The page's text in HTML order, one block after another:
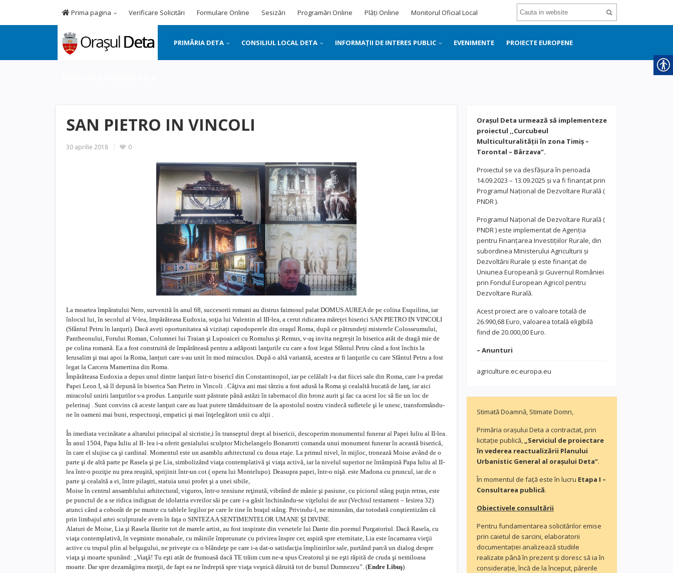
Prima pagina Verificare Solicitări Formulare Online Sesizări Programări Online Plăți Online Monitorul Oficial Local
PRIMĂRIA DETA CONSILIUL LOCAL DETA INFORMAȚII DE INTERES PUBLIC EVENIMENTE PROIECTE EUROPENE
SAN PIETRO IN VINCOLI
30 aprilie 2018 0
La moartea împăratului Nero, survenită în anul 68, succesorii romani au distrus faimosul palat DOMUS AUREA de pe colina Esquilina, iar
înlocul lui, în secolul al V-lea, împărăteasa Eudoxia, soţia lui Valentin al III-lea, a cerut ridicarea măreței biserici SAN PIETRO IN VINCOLI
(Sfântul Petru în lanţuri). Dacă aveți oportunitatea să vizitați capodoperele din oraşul Roma, după ce pătrundeți misterele Colosseumului,
Pantheonului, Forului Roman, Columnei lui Traian şi Lupoaicei cu Romulus şi Remus, v-aş invita negreșit în biserica atât de dragă mie de
pe colina romană. Ea a fost construită de împărăteasă pentru a adăposti lanţurile cu care a fost legat Sfântul Petru când a fost închis la
Ierusalim şi mai apoi la Roma, lanțuri care s-au unit în mod miraculos. După o altă variantă, acestea ar fi lanţurile cu care Sfântul Petru a fost
legat la Carcera Mamertina din Roma.
Împărăteasa Eudoxia a depus unul dintre lanţuri într-o bisericî din Constantinopol, iar pe celălalt l-a dat fiicei sale din Roma, care l-a predat
Papei Leon I, să îl depună în biserica San Pietro in Vincoli . Câţiva ani mai târziu a fost adusă la Roma şi cealaltă bucată de lanţ, iar aici
miracolul unirii lanţurilor s-a produs. Lanţurile sunt păstrate până astăzi în tabernacol din bronz aurit şi fac ca acest loc să fie un loc de
pelerinaj . Sunt convins că aceste lanţuri care au luat putere tămăduitoare de la apostolul nostru vindecă sufletele şi le unesc, transformându-
ne în oameni mai buni, respectuoşi, empatici şi mai înţelegători unii cu alţii .
În imediata vecinătate a altarului principal al sicristie,i în transeptul drept al bisericii, descoperim monumentul funerar al Papei Iuliu al II-lea.
În anul 1504, Papa Iuliu al II- lea i-a oferit genialului sculptor Michelangelo Bonarotti comanda unui monument funerar în această biserică,
în care el slujise ca şi cardinal. Momentul este un asamblu arhitectural cu doua etaje. La primul nivel, în mijloc, tronează Moise având de o
parte şi de altă parte pe Rasela şi pe Lia, simbolizând viaţa contemplativă şi viaţa activă, iar la nivelul superior ne întâmpină Papa Iuliu al II-
lea într-o poziţie nu prea reuşită, sprijinit într-un cot ( opera lui Montelupo). Deasupra papei, într-o nişă. este Madona cu pruncul, iar de o
parte şi cealaltă a ei, între pilaştri, statuia unui profet şi a unei sibile,
Moise în centrul ansamblului arhitectural, viguros, într-o tensiune reţinută, vibrând de mânie şi pasiune, cu piciorul stâng puţin retras, este
pe punctul de a se ridica indignat de idolatria evreilor săi pe care i-a găsit închinându-se viţelului de aur (Vechiul testament – Iesirea 32)
atunci când a coborât de pe munte cu tablele legilor pe care le tine în braţul stâng. Privindu-l, ne minunăm, dar totodată conştientizăm că
prin limbajul artei sculpturale avem în faţa o SINTEZA A SENTIMENTELOR UMANE ŞI DIVINE.
Alaturi de Moise, Lia şi Rasela făurite tot de marele artist, au fost inspirate din versetele lui Dante din poemul Purgatoriul. Dacă Rasela, cu
viaţa contemplativă, în veşminte monahale, cu mâinile împreunate cu privirea înspre cer, aspiră spre eternitate, Lia este încarnarea vieţii
active cu trupul plin al belşugului, ne priveşte cu o blândeţe pe care i-a dat-o satisfacţia împlinirilor sale, purtând parcă un dialog despre
viaţa şi moarte spunând: „Viaţă! Tu eşti atât de frumoasă dacă TE trăim cum ne-a spus Creatorul şi ne eşti răpită de cruda şi nemiloasa
moarte. Dar spre dezamăgirea morţii, de fapt ea ne îndreptă spre viaţa veşnică dăruită tot de bunul Dumnezeu”. (Endre Libuş)
Orașul Deta urmează să implementeze
proiectul ,,Curcubeul
Multiculturalității în zona Timiș –
Torontal – Bârzava”.
Proiectul se va desfășura în perioada
14.09.2023 – 13.09.2025 și va fi finanțat prin
Programul Național de Dezvoltare Rurală (
PNDR ).
Programul Național de Dezvoltare Rurală (
PNDR ) este implementat de Agenția
pentru Finanțarea Investițiilor Rurale, din
subordinea Ministerului Agriculturii și
Dezvoltării Rurale și este finanțat de
Uniunea Europeană și Guvernul României
prin Fondul European Agricol pentru
Dezvoltare Rurală.
Acest proiect are o valoare totală de
26.990,68 Euro, valoarea totală eligibilă
fiind de 20.000,00 Euro.
– Anunturi
agriculture.ec.europa.eu
Stimată Doamnă, Stimate Domn,
Primăria orașului Deta a contractat, prin
licitație publică, „Serviciul de proiectare
în vederea reactualizării Planului
Urbanistic General al orașului Deta”.
În momentul de faţă este în lucru Etapa I –
Consultarea publică.
Obiectivele consultării
Pentru fundamentarea solicitărilor emise
prin caietul de sarcini, elaboratorii
documentaţiei analizează studiile
realizate până în prezent și doresc să ia în
consideraţie, încă de la început, părerile